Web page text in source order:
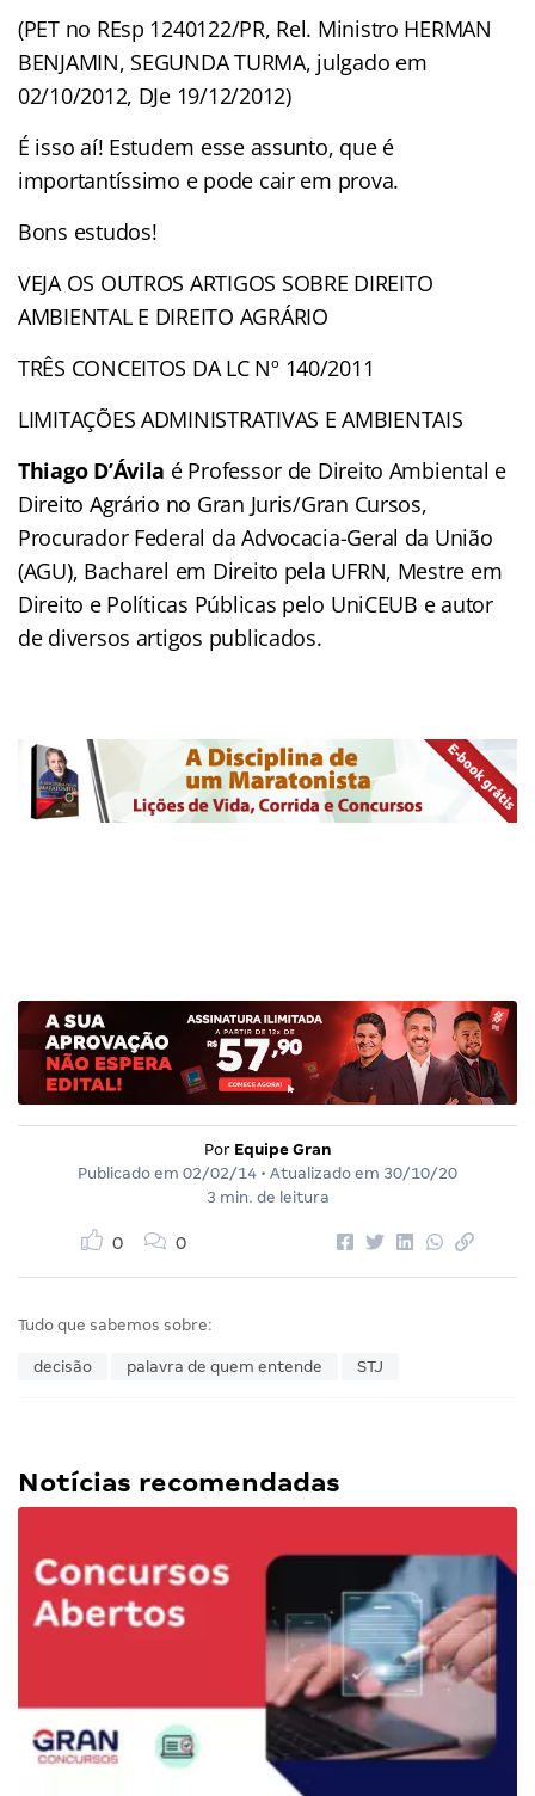
(PET no REsp 1240122/PR, Rel. Ministro HERMAN
BENJAMIN, SEGUNDA TURMA, julgado em
02/10/2012, DJe 19/12/2012)
É isso aí! Estudem esse assunto, que é
importantíssimo e pode cair em prova.
Bons estudos!
VEJA OS OUTROS ARTIGOS SOBRE DIREITO
AMBIENTAL E DIREITO AGRÁRIO
TRÊS CONCEITOS DA LC Nº 140/2011
LIMITAÇÕES ADMINISTRATIVAS E AMBIENTAIS
Thiago D’Ávila é Professor de Direito Ambiental e
Direito Agrário no Gran Juris/Gran Cursos,
Procurador Federal da Advocacia-Geral da União
(AGU), Bacharel em Direito pela UFRN, Mestre em
Direito e Políticas Públicas pelo UniCEUB e autor
de diversos artigos publicados.
Por Equipe Gran
Publicado em 02/02/14 • Atualizado em 30/10/20
3 min. de leitura
0 0
Tudo que sabemos sobre:
decisão palavra de quem entende STJ
Notícias recomendadas